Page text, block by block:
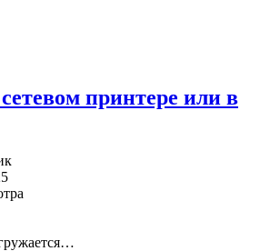
принтере или в